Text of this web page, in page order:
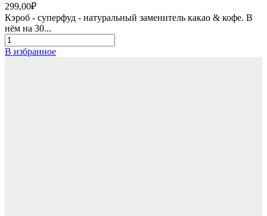
299,00₽
Кэроб - суперфуд - натуральный заменитель какао & кофе. В
нём на 30...
Количество
товара
КЭРОБ
В избранное